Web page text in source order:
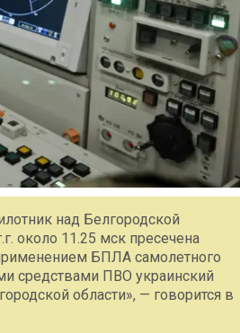
над Белгородской
около 11.25 мск пресечена
БПЛА самолетного
средствами ПВО украинский
области», — говорится в